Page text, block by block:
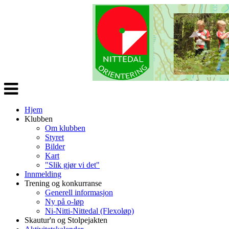
Veksle
navigasjon
Hjem
Klubben
Om klubben
Styret
Bilder
Kart
"Slik gjør vi det"
Innmelding
Trening og konkurranse
Generell informasjon
Ny på o-løp
Ni-Nitti-Nittedal (Flexoløp)
Skautur'n og Stolpejakten